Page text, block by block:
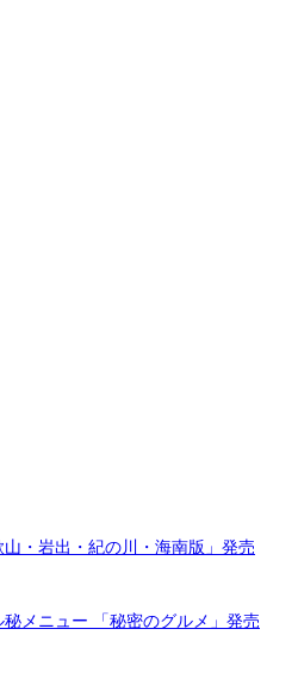
山・岩出・紀の川・海南版」発売
メニュー 「秘密のグルメ」発売